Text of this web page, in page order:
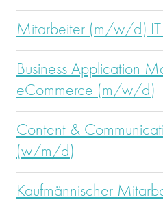
Mitarbeiter (m/w/d)
Business Application
eCommerce (m/w/d)
Content &
(w/m/d)
Kaufmännischer